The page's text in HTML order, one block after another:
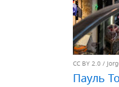
CC BY 2.0 /
Пауль